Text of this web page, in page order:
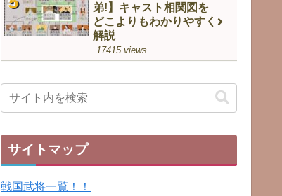
弟!】キャスト相関図を
どこよりもわかりやすく
解説
17415 views
サイトマップ
戦国武将一覧！！